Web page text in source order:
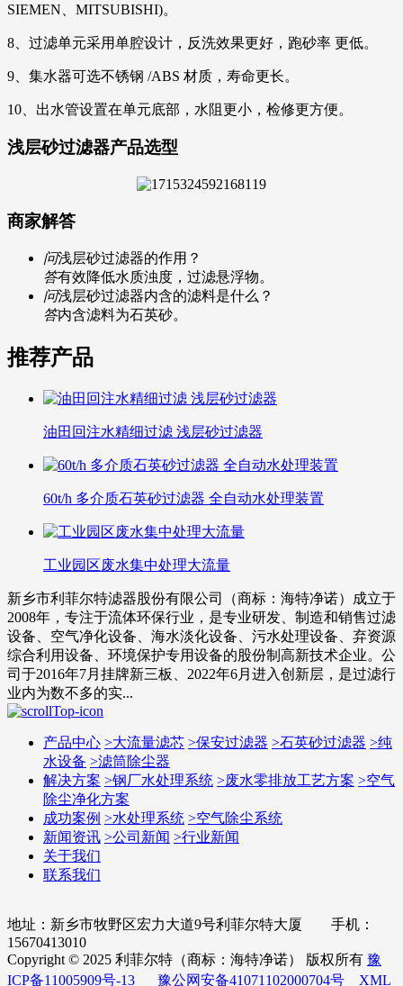
SIEMEN、MITSUBISHI)。
8、过滤单元采用单腔设计，反洗效果更好，跑砂率 更低。
9、集水器可选不锈钢 /ABS 材质，寿命更长。
10、出水管设置在单元底部，水阻更小，检修更方便。
浅层砂过滤器产品选型
商家解答
问浅层砂过滤器的作用？
答有效降低水质浊度，过滤悬浮物。
问浅层砂过滤器内含的滤料是什么？
答内含滤料为石英砂。
推荐产品
油田回注水精细过滤 浅层砂过滤器
60t/h 多介质石英砂过滤器 全自动水处理装置
工业园区废水集中处理大流量
新乡市利菲尔特滤器股份有限公司（商标：海特净诺）成立于
2008年，专注于流体环保行业，是专业研发、制造和销售过滤
设备、空气净化设备、海水淡化设备、污水处理设备、弃资源
综合利用设备、环境保护专用设备的股份制高新技术企业。公
司于2016年7月挂牌新三板、2022年6月进入创新层，是过滤行
业内为数不多的实...
产品中心 >大流量滤芯 >保安过滤器 >石英砂过滤器 >纯
水设备 >滤筒除尘器
解决方案 >钢厂水处理系统 >废水零排放工艺方案 >空气
除尘净化方案
成功案例 >水处理系统 >空气除尘系统
新闻资讯 >公司新闻 >行业新闻
关于我们
联系我们
地址：新乡市牧野区宏力大道9号利菲尔特大厦 手机：
15670413010
Copyright © 2025 利菲尔特（商标：海特净诺） 版权所有 豫
ICP备11005909号-13
豫公网安备41071102000704号 XML